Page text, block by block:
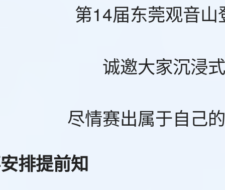
第14届东莞观音山
诚邀大家沉浸
尽情赛出属于自己
排提前知